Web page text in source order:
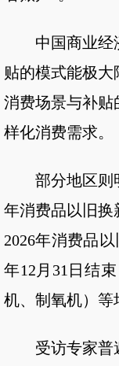
中国商业经
贴的模式能极
消费场景与补贴
样化消费需求。
部分地区则
年消费品以旧换
2026年消费品
年12月31日结
机、制氧机）等
受访专家普